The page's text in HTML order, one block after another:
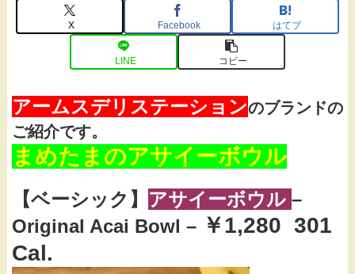
X Facebook はてブ
LINE コピー
アームスデリステーションのブランドの
ご紹介です。
まめたまのアサイーボウル
【ベーシック】 アサイーボウル –
Original Acai Bowl – ￥1,280 301
Cal.